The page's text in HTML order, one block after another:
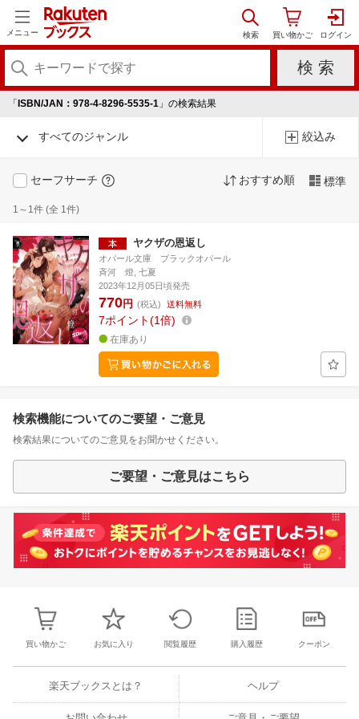
メニュー
「 ISBN/JAN：978-4-8296-5535-1 」の検索結果
すべてのジャンル 絞込み
セーフサーチ おすすめ順 標準
1～1件 (全 1件)
ヤクザの恩返し
オパール文庫 ブラックオパール
斉河 燈, 七夏
2023年12月05日頃発売
770円 (税込) 送料無料
7ポイント 1倍
在庫あり
検索機能についてのご要望・ご意見
検索結果についてのご意見をお聞かせください。
ご要望・ご意見はこちら
買い物かご お気に入り 閲覧履歴 購入履歴 クーポン
楽天ブックスとは？ ヘルプ